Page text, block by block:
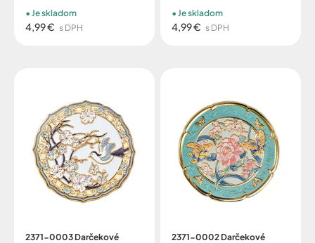
4,99 € s DPH
Je skladom
4,99 € s DPH
Je skladom
2371-0003 Darčekové
2371-0002 Darčekové